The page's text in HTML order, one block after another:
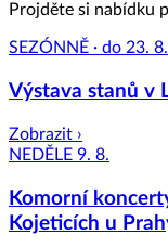
Projděte si nabídku
SEZÓNNĚ · do 23. 8.
Výstava stanů v
Zobrazit ›
NEDĚLE 9. 8.
Komorní
Kojeticích u